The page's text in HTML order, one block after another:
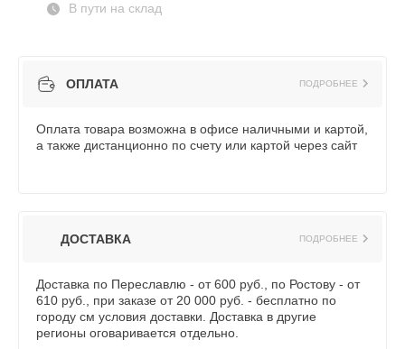
В пути на склад
ОПЛАТА ПОДРОБНЕЕ
Оплата товара возможна в офисе наличными и картой,
а также дистанционно по счету или картой через сайт
ДОСТАВКА ПОДРОБНЕЕ
Доставка по Переславлю - от 600 руб., по Ростову - от
610 руб., при заказе от 20 000 руб. - бесплатно по
городу см условия доставки. Доставка в другие
регионы оговаривается отдельно.